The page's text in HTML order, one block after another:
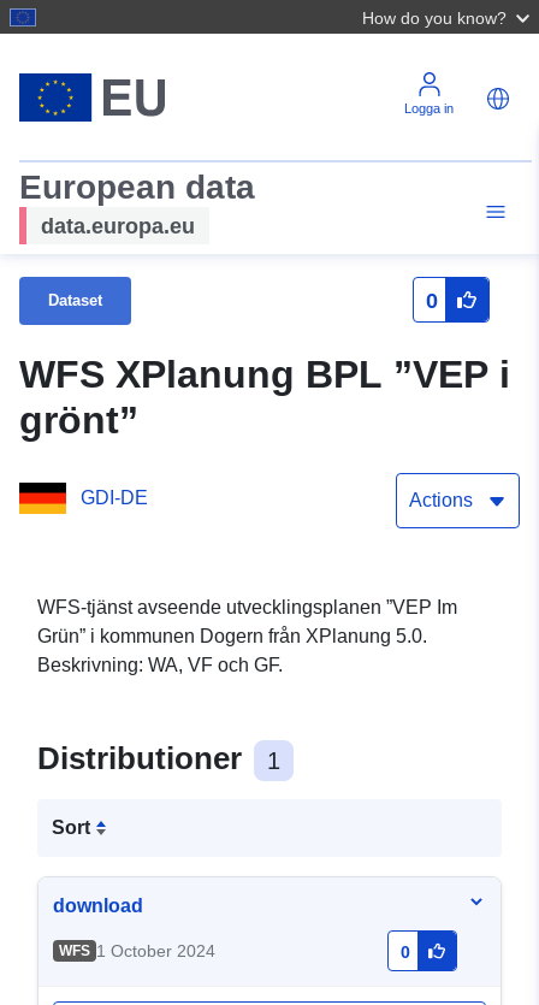
How do you know?
Logga in
European data
data.europa.eu
Dataset 0
WFS XPlanung BPL ”VEP i
grönt”
GDI-DE Actions
WFS-tjänst avseende utvecklingsplanen ”VEP Im
Grün” i kommunen Dogern från XPlanung 5.0.
Beskrivning: WA, VF och GF.
Distributioner 1
Sort
download
WFS 1 October 2024 0